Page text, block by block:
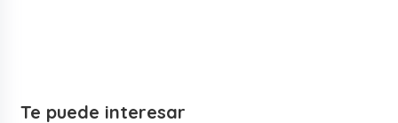
Te puede interesar